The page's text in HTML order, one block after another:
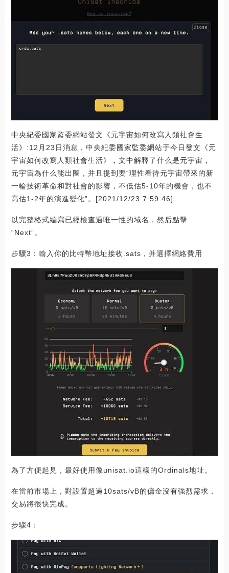
中央紀委國家監委網站發文《元宇宙如何改寫人類社會生
活》:12月23日消息，中央紀委國家監委網站于今日發文《元
宇宙如何改寫人類社會生活》，文中解釋了什么是元宇宙，
元宇宙為什么能出圈，并且提到要“理性看待元宇宙帶來的新
一輪技術革命和對社會的影響，不低估5-10年的機會，也不
高估1-2年的演進變化”。[2021/12/23 7:59:46]
以完整格式編寫已經檢查過唯一性的域名，然后點擊
“Next”。
步驟3：輸入你的比特幣地址接收.sats，并選擇網絡費用
為了方便起見，最好使用像unisat.io這樣的Ordinals地址。
在當前市場上，對設置超過10sats/vB的傭金沒有強烈需求，
交易將很快完成。
步驟4：